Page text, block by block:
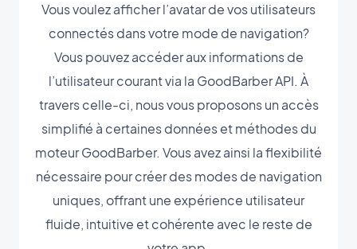
Vous voulez afficher l’avatar de vos utilisateurs
connectés dans votre mode de navigation?
Vous pouvez accéder aux informations de
l’utilisateur courant via la GoodBarber API. À
travers celle-ci, nous vous proposons un accès
simplifié à certaines données et méthodes du
moteur GoodBarber. Vous avez ainsi la flexibilité
nécessaire pour créer des modes de navigation
uniques, offrant une expérience utilisateur
fluide, intuitive et cohérente avec le reste de